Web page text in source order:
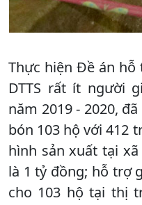
Thực hiện Đề án hỗ
DTTS rất ít người
năm 2019 - 2020,
bón 103 hộ với 412
hình sản xuất tại
là 1 tỷ đồng; hỗ trợ
cho 103 hộ tại thị